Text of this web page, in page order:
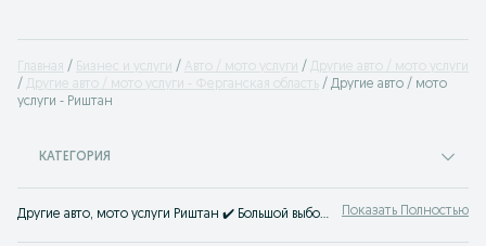
Главная Бизнес и услуги Авто / мото услуги
Другие авто / мото услуги
Другие авто / мото услуги - Ферганская область
Другие авто / мото
услуги - Риштан
КАТЕГОРИЯ
Другие авто, мото услуги Риштан ✔️ Большой выбор услуг для легковых и грузовых авто, мотоциклов и скутеров ⭐ Выгодные цены на авто услуги на OLX.uz! Показать Полностью